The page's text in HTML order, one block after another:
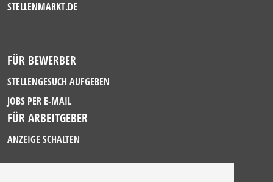
STELLENMARKT.DE
FÜR BEWERBER
STELLENGESUCH AUFGEBEN
JOBS PER E-MAIL
FÜR ARBEITGEBER
ANZEIGE SCHALTEN